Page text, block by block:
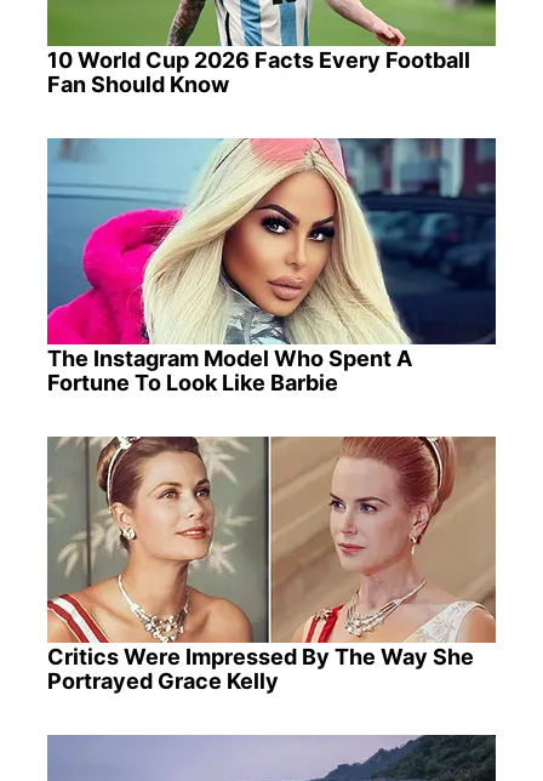
10 World Cup 2026 Facts Every Football
Fan Should Know
The Instagram Model Who Spent A
Fortune To Look Like Barbie
Critics Were Impressed By The Way She
Portrayed Grace Kelly